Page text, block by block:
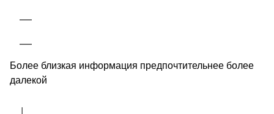
Более близкая информация предпочтительнее более
далекой